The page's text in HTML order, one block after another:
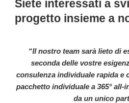
Siete interessati a
progetto insieme a
“Il nostro team sarà lieto di
seconda delle vostre
consulenza individuale rapida e
pacchetto individuale a 365° all-
da un unico